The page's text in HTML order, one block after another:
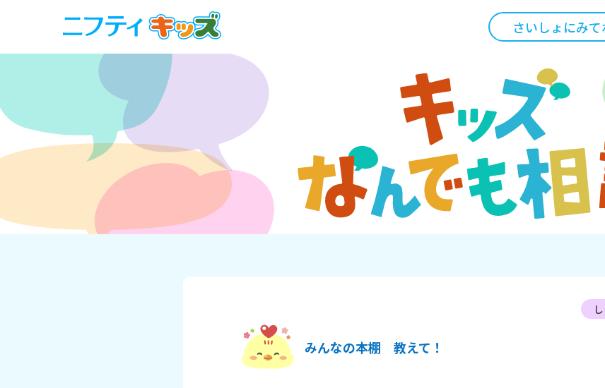
さいしょにみて
みんなの本棚 教えて！